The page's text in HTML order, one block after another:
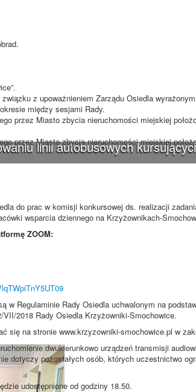
linii autobusowych
z upoważnieniem Zarządu Osiedla
między sesjami Rady.
przez Miasto zbycia nieruchomości miejskiej
przez Miasto zbycia nieruchomości miejskiej
do prac w komisji konkursowej ds. realizacji
wsparcia dziennego na Krzyżownikach-
ZOOM:
w Regulaminie Rady Osiedla uchwalonym na
2018 Rady Osiedla Krzyżowniki-Smochowice.
na stronie www.krzyzowniki-smochowice.pl w
dwukierunkowo urządzeń transmisji
dotyczy pozostałych osób, których uczestnictwo
udostępnione od godziny 18.50.